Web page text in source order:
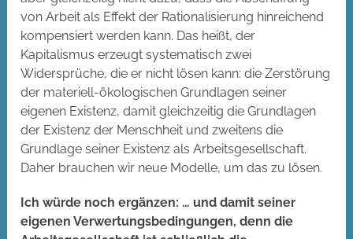
von Arbeit als Effekt der Rationalisierung hinreichend
kompensiert werden kann. Das heißt, der
Kapitalismus erzeugt systematisch zwei
Widersprüche, die er nicht lösen kann: die Zerstörung
der materiell-ökologischen Grundlagen seiner
eigenen Existenz, damit gleichzeitig die Grundlagen
der Existenz der Menschheit und zweitens die
Grundlage seiner Existenz als Arbeitsgesellschaft.
Daher brauchen wir neue Modelle, um das zu lösen.
Ich würde noch ergänzen: … und damit seiner
eigenen Verwertungsbedingungen, denn die